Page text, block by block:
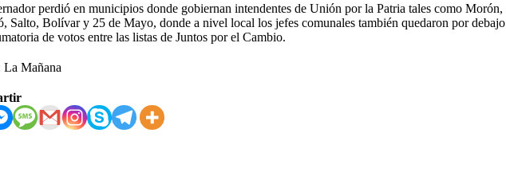
perdió en municipios donde gobiernan intendentes de Unión por la Patria tales como Morón,
Salto, Bolívar y 25 de Mayo, donde a nivel local los jefes comunales también quedaron por debajo
de votos entre las listas de Juntos por el Cambio.
La Mañana